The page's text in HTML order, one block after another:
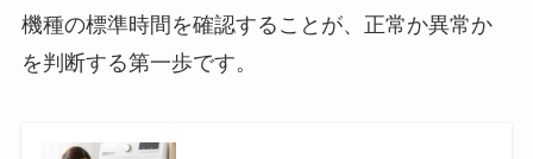
機種の標準時間を確認することが、正常か異常か
を判断する第一歩です。